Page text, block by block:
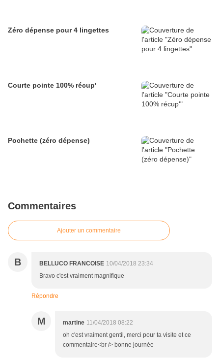
Zéro dépense pour 4 lingettes
Courte pointe 100% récup'
Pochette (zéro dépense)
Commentaires
Ajouter un commentaire
B BELLUCO FRANCOISE 10/04/2018 23:34
Bravo c'est vraiment magnifique
Répondre
M martine 11/04/2018 08:22
oh c'est vraiment gentil, merci pour ta visite et ce
commentaire<br /> bonne journée